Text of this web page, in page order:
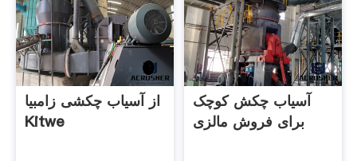
از آسیاب چکشی زامبیا
Kitwe
آسیاب چکش کوچک
برای فروش مالزی